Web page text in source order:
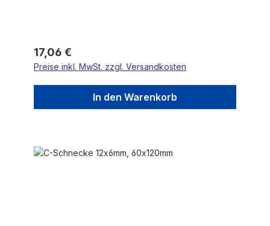
Regulärer Preis:
17,06 €
Preise inkl. MwSt. zzgl. Versandkosten
In den Warenkorb